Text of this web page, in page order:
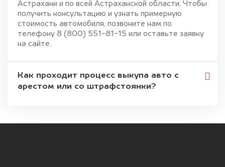
Астрахани и по всей Астраханской области. Чтобы
получить консультацию и узнать примерную
стоимость автомобиля, позвоните нам по
телефону 8 (800) 551-81-15 или оставьте заявку
на сайте.
Как проходит процесс выкупа авто с
арестом или со штрафстоянки?